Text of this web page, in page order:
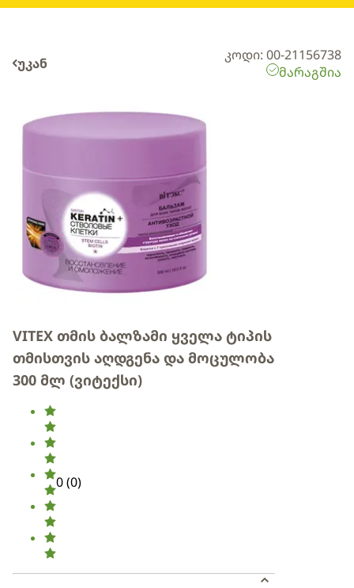
უკან
კოდი: 00-21156738
მარაგშია
VITEX თმის ბალზამი ყველა ტიპის
თმისთვის აღდგენა და მოცულობა
300 მლ (ვიტექსი)
0(0)